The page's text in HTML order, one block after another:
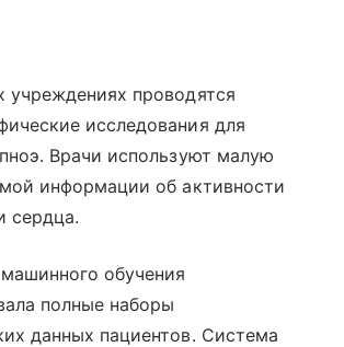
учреждениях проводятся
исследования для
Врачи используют малую
информации об активности
сердца.
обучения
полные наборы
данных пациентов. Система